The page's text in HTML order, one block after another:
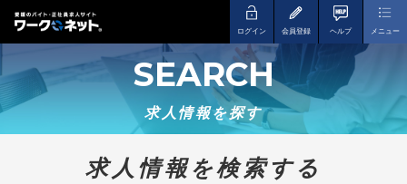
ログイン 会員登録 ヘルプ メニュー
SEARCH
求人情報を探す
求人情報を検索する